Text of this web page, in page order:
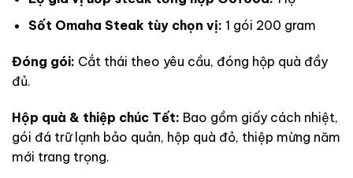
Sốt Omaha Steak tùy chọn vị: 1 gói 200 gram
Đóng gói: Cắt thái theo yêu cầu, đóng hộp quà đầy
đủ.
Hộp quà & thiệp chúc Tết: Bao gồm giấy cách nhiệt,
gói đá trữ lạnh bảo quản, hộp quà đỏ, thiệp mừng năm
mới trang trọng.